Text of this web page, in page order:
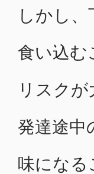
しかし
食い込む
リスク
発達途中
味になる